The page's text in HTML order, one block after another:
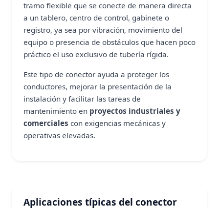
tramo flexible que se conecte de manera directa
a un tablero, centro de control, gabinete o
registro, ya sea por vibración, movimiento del
equipo o presencia de obstáculos que hacen poco
práctico el uso exclusivo de tubería rígida.
Este tipo de conector ayuda a proteger los
conductores, mejorar la presentación de la
instalación y facilitar las tareas de
mantenimiento en proyectos industriales y
comerciales con exigencias mecánicas y
operativas elevadas.
Aplicaciones típicas del conector